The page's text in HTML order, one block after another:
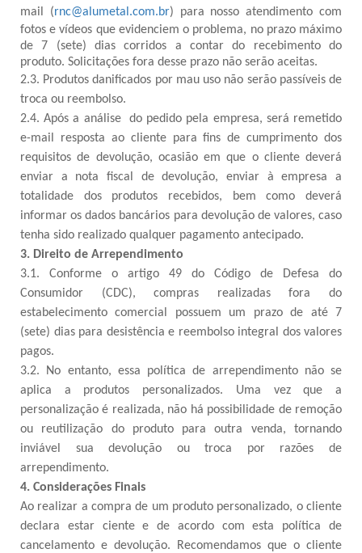
mail
(rnc@alumetal.com.br) para nosso atendimento com
fotos e vídeos que evidenciem o problema, no prazo máximo
de 7 (sete) dias corridos a contar do recebimento do
produto. Solicitações fora desse prazo não serão aceitas.
2.3. Produtos danificados por mau uso não serão passíveis de
troca ou reembolso.
2.4. Após a análise do pedido pela empresa, será remetido
e-mail resposta ao cliente para fins de cumprimento dos
requisitos de devolução, ocasião em que o cliente deverá
enviar a nota fiscal de devolução, enviar à empresa a
totalidade dos produtos recebidos, bem como deverá
informar os dados bancários para devolução de valores, caso
tenha sido realizado qualquer pagamento antecipado.
3. Direito de Arrependimento
3.1. Conforme o artigo 49 do Código de Defesa do
Consumidor (CDC), compras realizadas fora do
estabelecimento comercial possuem um prazo de até 7
(sete) dias para desistência e reembolso integral dos valores
pagos.
3.2. No entanto, essa política de arrependimento não se
aplica a produtos personalizados. Uma vez que a
personalização é realizada, não há possibilidade de remoção
ou reutilização do produto para outra venda, tornando
inviável sua devolução ou troca por razões de
arrependimento.
4. Considerações Finais
Ao realizar a compra de um produto personalizado, o cliente
declara estar ciente e de acordo com esta política de
cancelamento e devolução. Recomendamos que o cliente